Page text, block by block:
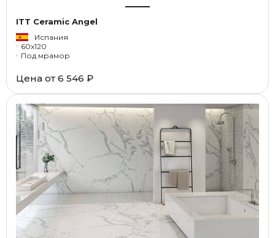
ITT Ceramic Angel
Испания
60x120
Под мрамор
Цена от 6 546 ₽